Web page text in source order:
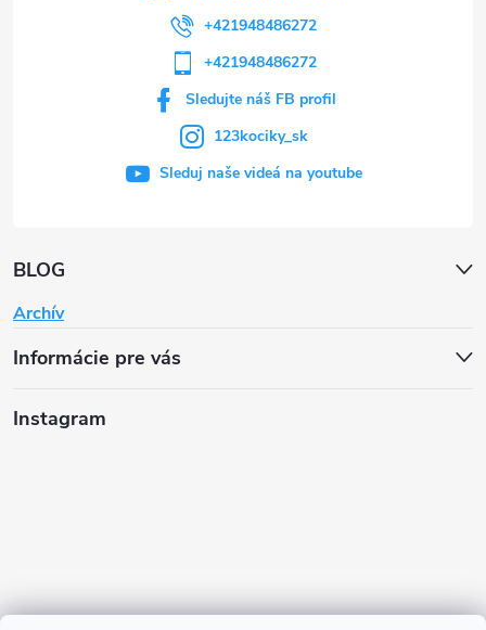
BLOG
Archív
Informácie pre vás
+421948486272
+421948486272
Sledujte náš FB profil
123kociky_sk
Sleduj naše videá na youtube
Instagram